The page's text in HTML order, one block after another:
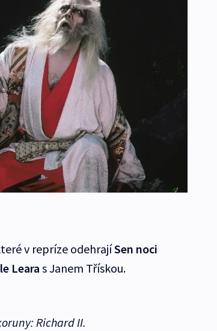
v repríze odehrajíSen noci
Leara s Janem Třískou.
koruny: Richard II.